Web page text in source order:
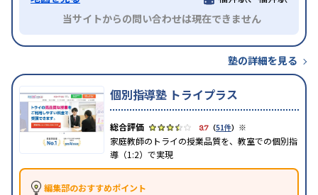
当サイトからの問い合わせは現在できません
塾の詳細を見る
個別指導塾 トライプラス
3.7 （51件） ※
家庭教師のトライの授業品質を、教室での個別指
導（1:2）で実現
編集部のおすすめポイント